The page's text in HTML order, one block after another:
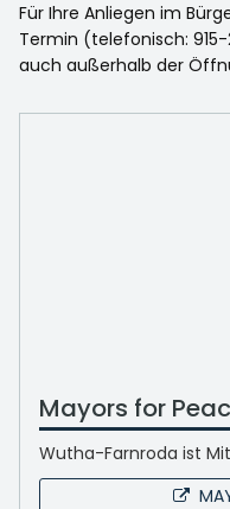
Für Ihre Anliegen im
Termin (telefonisch:
auch außerhalb der
Mayors for
Wutha-Farnroda ist